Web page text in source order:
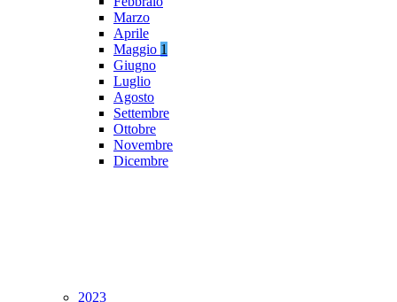
Marzo
Aprile
Maggio 1
Giugno
Luglio
Agosto
Settembre
Ottobre
Novembre
Dicembre
2023